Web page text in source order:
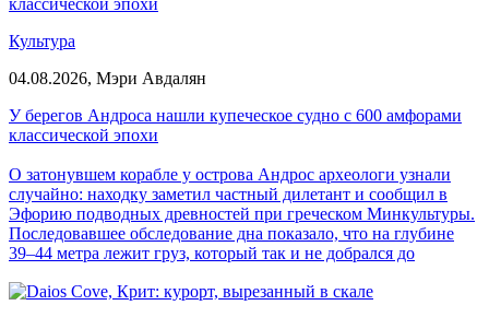
Культура
04.08.2026, Мэри Авдалян
У берегов Андроса нашли купеческое судно с 600 амфорами
классической эпохи
О затонувшем корабле у острова Андрос археологи узнали
случайно: находку заметил частный дилетант и сообщил в
Эфорию подводных древностей при греческом Минкультуры.
Последовавшее обследование дна показало, что на глубине
39–44 метра лежит груз, который так и не добрался до
по морскому дну.